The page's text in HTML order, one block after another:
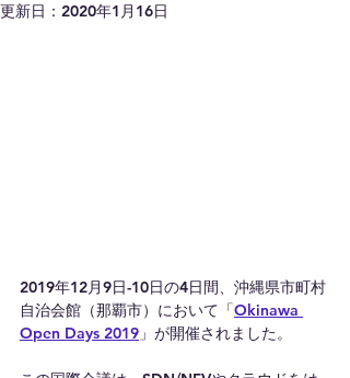
更新日： 2020年1月16日
2019年12月9日-10日の4日間、沖縄県市町村
自治会館（那覇市）において「Okinawa
Open Days 2019 」が開催されました。